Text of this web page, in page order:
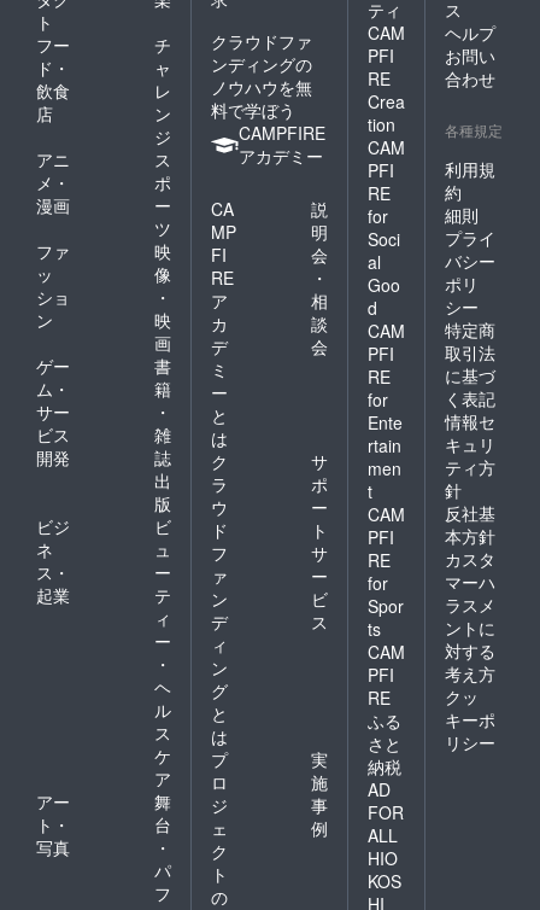
ト
フー
ド・
飲食
店
チ
ャ
レ
ン
ジ
アニ
メ・
漫画
ス
ポ
ー
ツ
ファ
ッ
ショ
ン
映
像
・
映
画
ゲー
ム・
サー
ビス
開発
書
籍
・
雑
誌
出
版
ビジ
ネ
ス・
起業
ビ
ュ
ー
テ
ィ
ー
・
ヘ
ル
ス
ケ
ア
アー
ト・
写真
舞
台
・
パ
フ
クラウドファ
ンディングの
ノウハウを無
料で学ぼう
CAMPFIRE
アカデミー
CA
MP
FI
RE
ア
カ
デ
ミ
ー
と
は
説
明
会
・
相
談
会
ク
ラ
ウ
ド
フ
ァ
ン
デ
ィ
ン
グ
と
は
サ
ポ
ー
ト
サ
ー
ビ
ス
プ
ロ
ジ
ェ
ク
ト
の
実
施
事
例
ティ
CAM
PFI
RE
Crea
tion
CAM
PFI
RE
for
Soci
al
Goo
d
CAM
PFI
RE
for
Ente
rtain
men
t
CAM
PFI
RE
for
Spor
ts
CAM
PFI
RE
ふる
さと
納税
AD
FOR
ALL
HIO
KOS
HI
ス
ヘルプ
お問い
合わせ
各種規定
利用規
約
細則
プライ
バシー
ポリ
シー
特定商
取引法
に基づ
く表記
情報セ
キュリ
ティ方
針
反社基
本方針
カスタ
マーハ
ラスメ
ントに
対する
考え方
クッ
キーポ
リシー